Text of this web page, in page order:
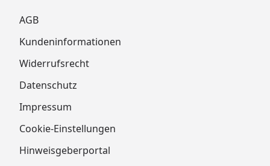
AGB
Kundeninformationen
Widerrufsrecht
Datenschutz
Impressum
Cookie-Einstellungen
Hinweisgeberportal